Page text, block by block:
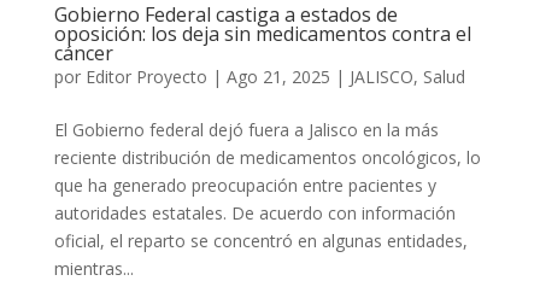
Gobierno Federal castiga a estados de
oposición: los deja sin medicamentos contra el
cáncer
por Editor Proyecto | Ago 21, 2025 | JALISCO, Salud
El Gobierno federal dejó fuera a Jalisco en la más
reciente distribución de medicamentos oncológicos, lo
que ha generado preocupación entre pacientes y
autoridades estatales. De acuerdo con información
oficial, el reparto se concentró en algunas entidades,
mientras...